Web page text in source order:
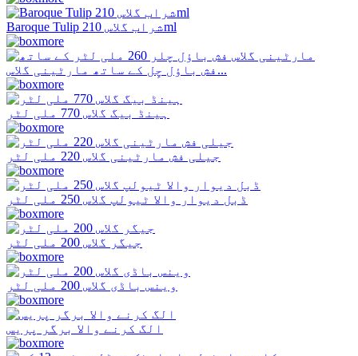
Baroque Tulip شراب گلاس 210ml
فش باؤل چِل کے ساتھ مارٹینی گلاس...
ہینڈ بیگ گلاس 770 ملی لٹر
جیلی فش مارٹینی گلاس 220 ملی لٹر
ڈبل دیوار والا ٹیولپ گلاس 250 ملی لٹر
جیگر گلاس 200 ملی لٹر
وینس باڈی گلاس 200 ملی لٹر
الگ کرنے والا برگر پریس